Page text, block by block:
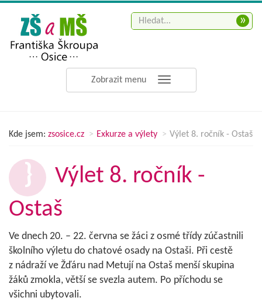
Zobrazit menu
»
Kde jsem: zsosice.cz Exkurze a výlety Výlet 8. ročník - Ostaš
Výlet 8. ročník -
Ostaš
Ve dnech 20. – 22. června se žáci z osmé třídy zúčastnili
školního výletu do chatové osady na Ostaši. Při cestě
z nádraží ve Žďáru nad Metují na Ostaš menší skupina
žáků zmokla, větší se svezla autem. Po příchodu se
všichni ubytovali.